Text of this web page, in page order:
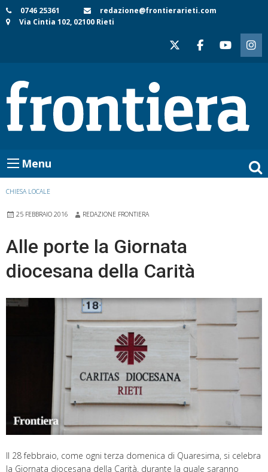
Skip
to
0746 25361
redazione@frontierarieti.com
Via Cintia 102, 02100 Rieti
Menu
CHIESA LOCALE
25 FEBBRAIO 2016 REDAZIONE FRONTIERA
Alle porte la Giornata
diocesana della Carità
Il 28 febbraio, come ogni terza domenica di Quaresima, si celebra
la Giornata diocesana della Carità, durante la quale saranno